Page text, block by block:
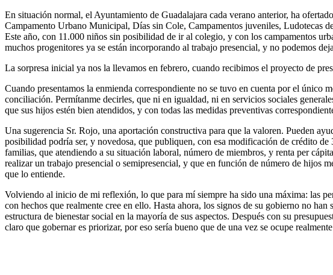
En situación normal, el Ayuntamiento de Guadalajara cada verano anterior, ha
Campamento Urbano Municipal, Días sin Cole, Campamentos juveniles, Ludotecas
Este año, con 11.000 niños sin posibilidad de ir al colegio, y con los campamentos
muchos progenitores ya se están incorporando al trabajo presencial, y no podemos
La sorpresa inicial ya nos la llevamos en febrero, cuando recibimos el proyecto de
Cuando presentamos la enmienda correspondiente no se tuvo en cuenta por el
conciliación. Permítanme decirles, que ni en igualdad, ni en servicios sociales
que sus hijos estén bien atendidos, y con todas las medidas preventivas
Una sugerencia Sr. Rojo, una aportación constructiva para que la valoren. Pueden
posibilidad podría ser, y novedosa, que publiquen, con esa modificación de crédito
familias, que atendiendo a su situación laboral, número de miembros, y renta per
realizar un trabajo presencial o semipresencial, y que en función de número de hijos
que lo entiende.
Volviendo al inicio de mi reflexión, lo que para mí siempre ha sido una máxima: las
con hechos que realmente cree en ello. Hasta ahora, los signos de su gobierno no
estructura de bienestar social en la mayoría de sus aspectos. Después con su
claro que gobernar es priorizar, por eso sería bueno que de una vez se ocupe